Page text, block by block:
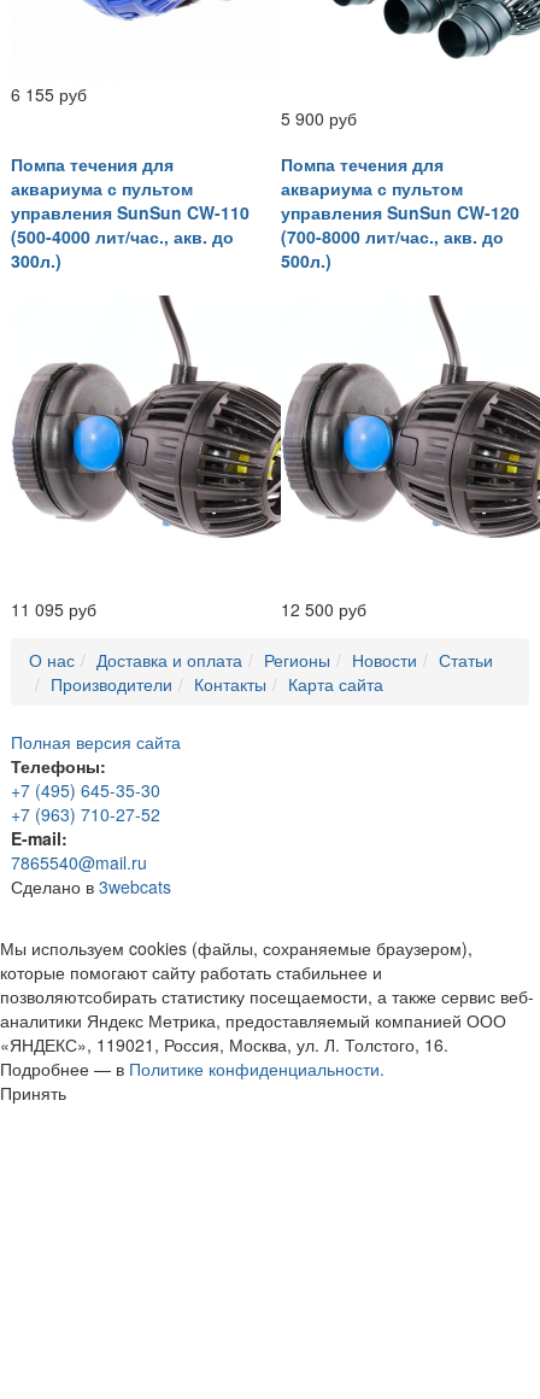
6 155 руб
5 900 руб
Помпа течения для
аквариума с пультом
управления SunSun CW-110
(500-4000 лит/час., акв. до
300л.)
11 095 руб
Помпа течения для
аквариума с пультом
управления SunSun CW-120
(700-8000 лит/час., акв. до
500л.)
12 500 руб
О нас Доставка и оплата Регионы Новости
Статьи
Производители
Контакты Карта сайта
Полная версия сайта
Телефоны:
+7 (495) 645-35-30
+7 (963) 710-27-52
E-mail:
7865540@mail.ru
Сделано в 3webcats
Мы используем cookies (файлы, сохраняемые браузером),
которые помогают сайту работать стабильнее и
позволяютсобирать статистику посещаемости, а также сервис веб-
аналитики Яндекс Метрика, предоставляемый компанией ООО
«ЯНДЕКС», 119021, Россия, Москва, ул. Л. Толстого, 16.
Подробнее — в Политике конфиденциальности.
Принять